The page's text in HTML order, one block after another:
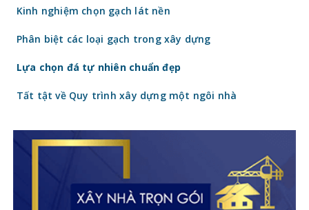
Kinh nghiệm chọn gạch lát nền
Phân biệt các loại gạch trong xây dựng
Lựa chọn đá tự nhiên chuẩn đẹp
Tất tật về Quy trình xây dựng một ngôi nhà